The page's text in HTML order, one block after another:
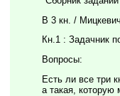
В 3 кн. /
Кн.1 : Задачник
Вопросы:
Есть ли все три
а такая, которую